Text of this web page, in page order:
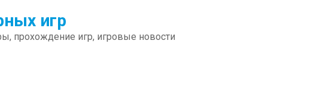
игр
прохождение игр, игровые новости